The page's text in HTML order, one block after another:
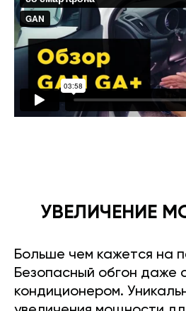
УВЕЛИЧЕНИЕ
Больше чем кажется на
Безопасный обгон даже
кондиционером.